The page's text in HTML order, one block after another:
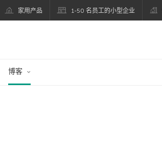
家用产品 1-50 名员工的小型企业
博客